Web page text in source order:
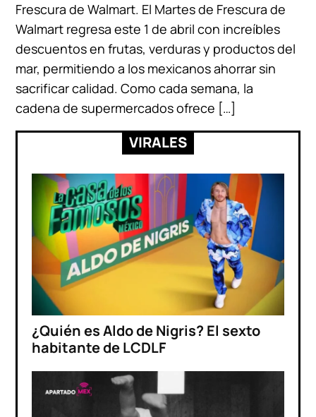
Frescura de Walmart. El Martes de Frescura de
Walmart regresa este 1 de abril con increíbles
descuentos en frutas, verduras y productos del
mar, permitiendo a los mexicanos ahorrar sin
sacrificar calidad. Como cada semana, la
cadena de supermercados ofrece […]
VIRALES
¿Quién es Aldo de Nigris? El sexto
habitante de LCDLF